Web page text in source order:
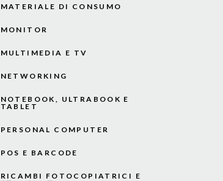
MATERIALE DI CONSUMO
MONITOR
MULTIMEDIA E TV
NETWORKING
NOTEBOOK, ULTRABOOK E
TABLET
PERSONAL COMPUTER
POS E BARCODE
RICAMBI FOTOCOPIATRICI E